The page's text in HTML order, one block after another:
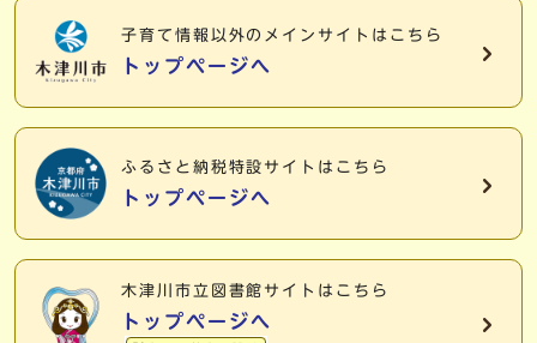
子育て情報以外の メインサイトはこちら
トップページへ
ふるさと納税特設サイトはこちら
トップページへ
木津川市立図書館サイトはこちら
トップページへ